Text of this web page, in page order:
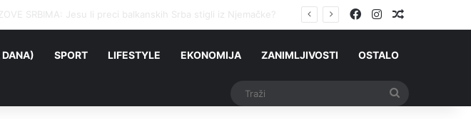
SRBIMA: Jesu li preci balkanskih Srba stigli iz Njemačke? FacebookInstagram
DANA) SPORT LIFESTYLE EKONOMIJA ZANIMLJIVOSTI OSTALO